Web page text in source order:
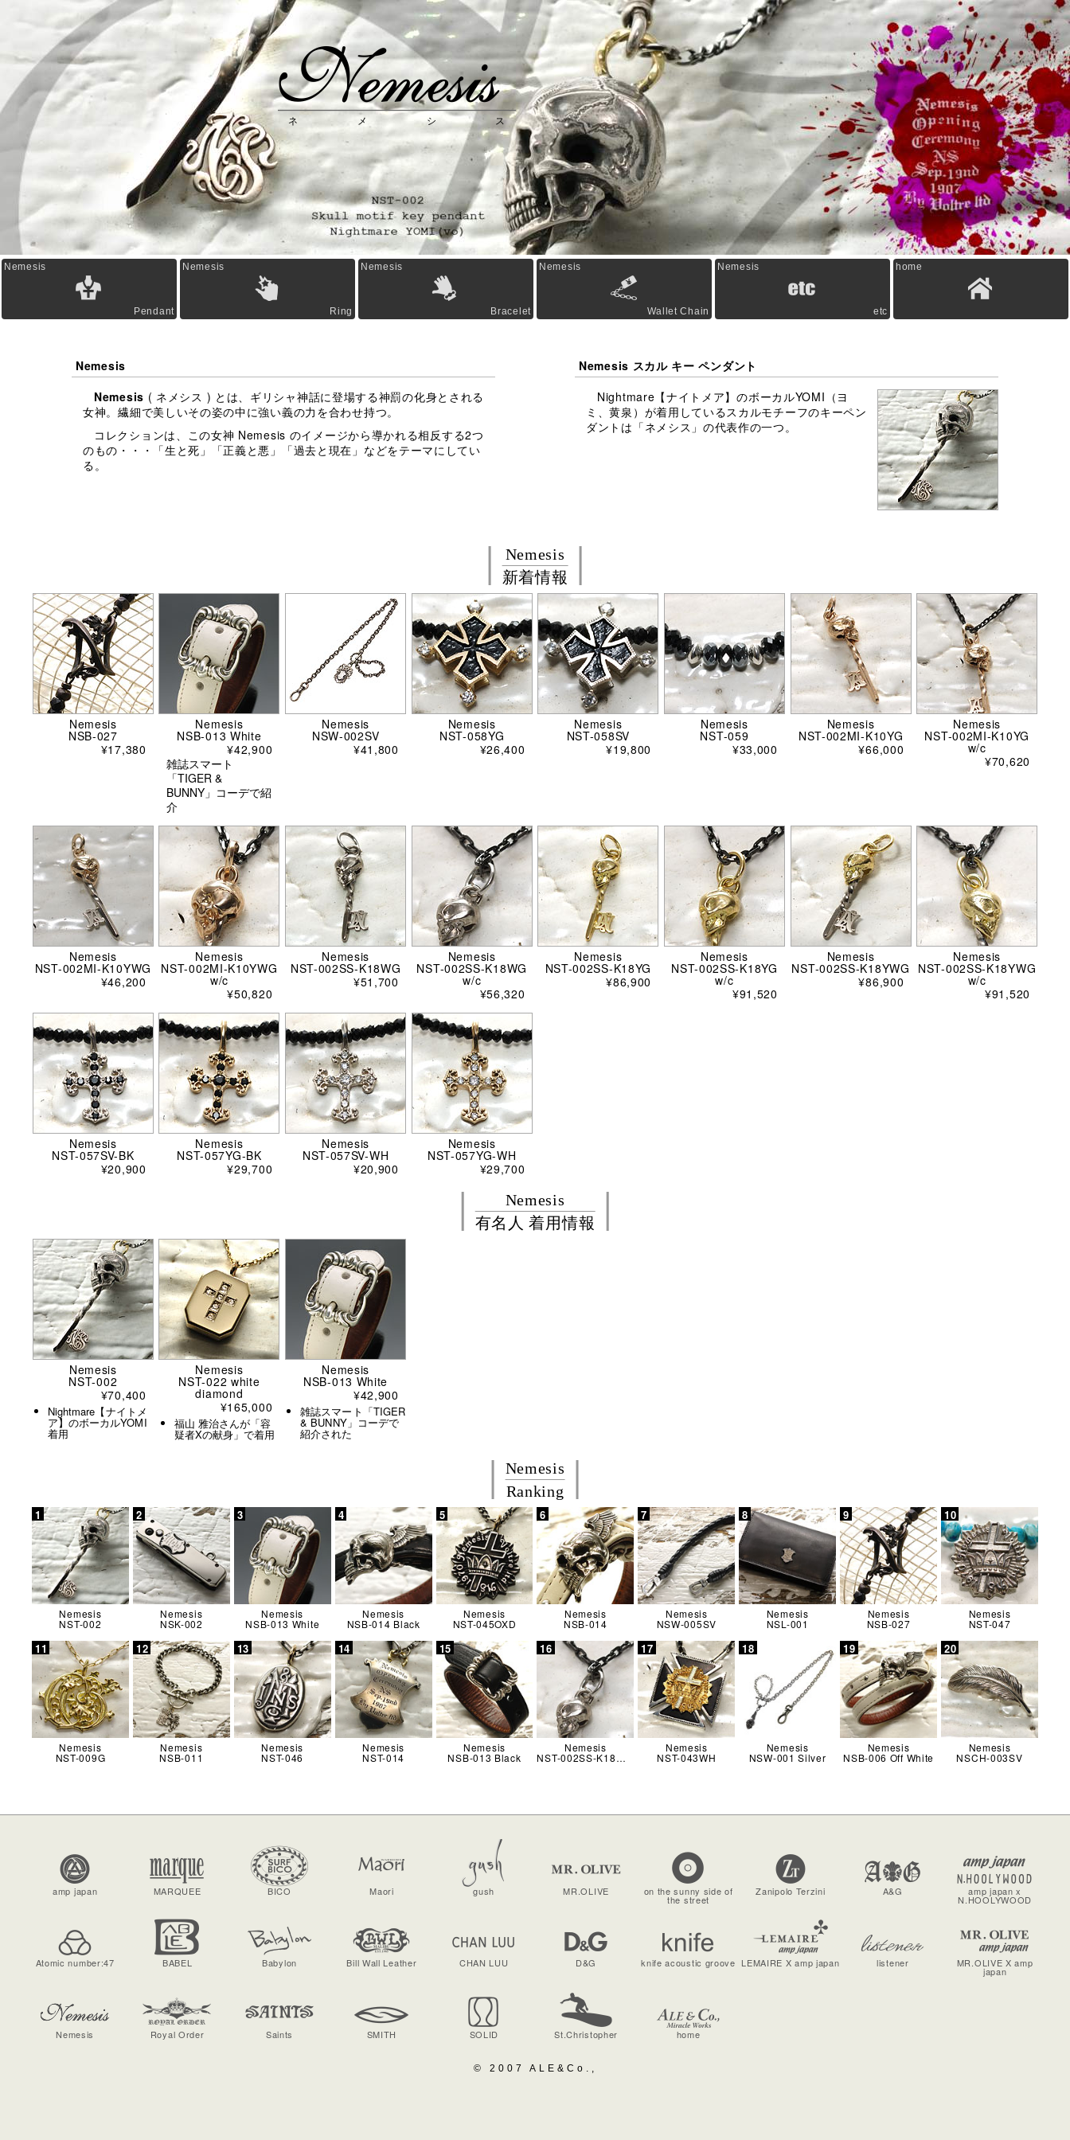
Nemesis
Pendant
Nemesis
Ring
Nemesis
Bracelet
Nemesis
Wallet Chain
Nemesis
etc
home
Nemesis
ネメシス
Nemesis
Nemesis ( ネメシス ) とは、ギリシャ神話に登場する神罰の化身とされる
女神。繊細で美しいその姿の中に強い義の力を合わせ持つ。
コレクションは、この女神 Nemesis のイメージから導かれる相反する2つ
のもの・・・「生と死」「正義と悪」「過去と現在」などをテーマにしてい
る。
Nemesis スカル キー ペンダント
Nightmare【ナイトメア】のボーカルYOMI（ヨ
ミ、黄泉）が着用しているスカルモチーフのキーペン
ダントは「ネメシス」の代表作の一つ。
Nemesis
新着情報
Nemesis
NSB-027
¥17,380
Nemesis
NSB-013 White
¥42,900
雑誌スマート
「TIGER &
BUNNY」コーデで紹
介
Nemesis
NSW-002SV
¥41,800
Nemesis
NST-058YG
¥26,400
Nemesis
NST-058SV
¥19,800
Nemesis
NST-059
¥33,000
Nemesis
NST-002MI-K10YG
¥66,000
Nemesis
NST-002MI-K10YG
w/c
¥70,620
Nemesis
NST-002MI-K10YWG
¥46,200
Nemesis
NST-002MI-K10YWG
w/c
¥50,820
Nemesis
NST-002SS-K18WG
¥51,700
Nemesis
NST-002SS-K18WG
w/c
¥56,320
Nemesis
NST-002SS-K18YG
¥86,900
Nemesis
NST-002SS-K18YG
w/c
¥91,520
Nemesis
NST-002SS-K18YWG
¥86,900
Nemesis
NST-002SS-K18YWG
w/c
¥91,520
Nemesis
NST-057SV-BK
¥20,900
Nemesis
NST-057YG-BK
¥29,700
Nemesis
NST-057SV-WH
¥20,900
Nemesis
NST-057YG-WH
¥29,700
Nemesis
有名人 着用情報
Nemesis
NST-002
¥70,400
Nightmare【ナイトメ
ア】のボーカルYOMI
着用
Nemesis
NST-022 white
diamond
¥165,000
福山 雅治さんが「容
疑者Xの献身」で着用
Nemesis
NSB-013 White
¥42,900
雑誌スマート「TIGER
& BUNNY」コーデで
紹介された
Nemesis
Ranking
Nemesis
NST-002
Nemesis
NSK-002
Nemesis
NSB-013 White
Nemesis
NSB-014 Black
Nemesis
NST-045OXD
Nemesis
NSB-014
Nemesis
NSW-005SV
Nemesis
NSL-001
Nemesis
NSB-027
Nemesis
NST-047
Nemesis
NST-009G
Nemesis
NSB-011
Nemesis
NST-046
Nemesis
NST-014
Nemesis
NSB-013 Black
Nemesis
NST-002SS-K18WG w/c
Nemesis
NST-043WH
Nemesis
NSW-001 Silver
Nemesis
NSB-006 Off White
Nemesis
NSCH-003SV
amp japan MARQUEE BICO Maori gush MR.OLIVE on the sunny side of
the street
Zanipolo Terzini A&G amp japan x
N.HOOLYWOOD
Atomic number:47 BABEL Babylon Bill Wall Leather CHAN LUU D&G knife acoustic groove LEMAIRE X amp japan listener MR.OLIVE X amp
japan
Nemesis Royal Order Saints SMITH SOLID St.Christopher home
© 2007 ALE&Co.,